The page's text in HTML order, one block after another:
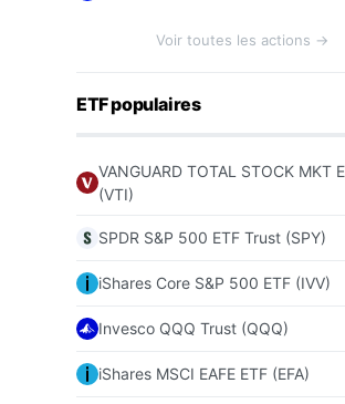
Voir toutes les actions →
ETF populaires
VANGUARD TOTAL STOCK MKT
(VTI)
SPDR S&P 500 ETF Trust (SPY)
iShares Core S&P 500 ETF (IVV)
Invesco QQQ Trust (QQQ)
iShares MSCI EAFE ETF (EFA)